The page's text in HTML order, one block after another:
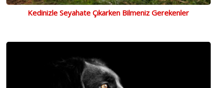
Kedinizle Seyahate Çıkarken Bilmeniz Gerekenler